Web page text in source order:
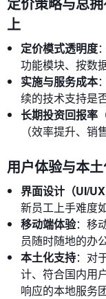
上
定价模式透明度
功能模块、按数
实施与服务成本
续的技术支持是
长期投资回报率
（效率提升、销
用户体验与本
界面设计（UI/UX
新员工上手难度
移动端体验：移
员随时随地的办
本土化支持：对
计、符合国内用
响应的本地服务